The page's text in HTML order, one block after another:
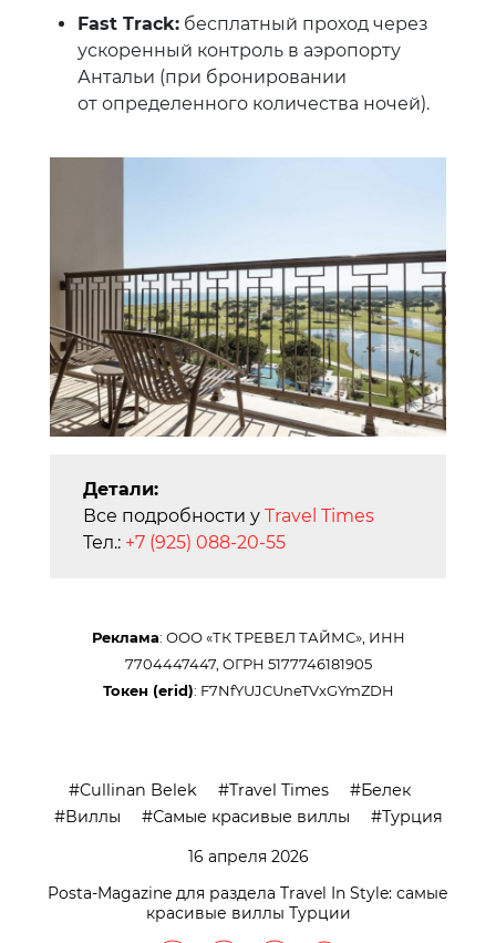
Fast Track: бесплатный проход через
ускоренный контроль в аэропорту
Антальи (при бронировании
от определенного количества ночей).
Детали:
Все подробности у Travel Times
Тел.: +7 (925) 088-20-55
Реклама: ООО «ТК ТРЕВЕЛ ТАЙМС», ИНН
7704447447, ОГРН 5177746181905
Токен (erid): F7NfYUJCUneTVxGYmZDH
Cullinan Belek Travel Times
Белек
Виллы
Самые красивые виллы
Турция
16 апреля 2026
Posta-Magazine для раздела Travel In Style: самые
красивые виллы Турции